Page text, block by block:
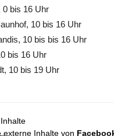
0 bis 16 Uhr
10 bis 16 Uhr
10 bis bis 16 Uhr
bis 16 Uhr
10 bis 19 Uhr
externe Inhalte von